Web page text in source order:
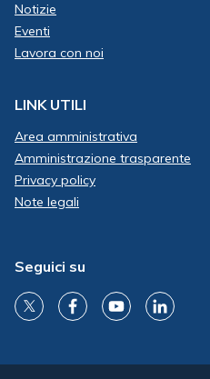
Notizie
Eventi
Lavora con noi
LINK UTILI
Area amministrativa
Amministrazione trasparente
Privacy policy
Note legali
Seguici su